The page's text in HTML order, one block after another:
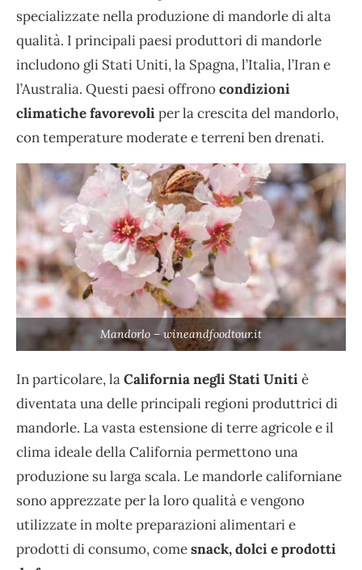
specializzate nella produzione di mandorle di alta
qualità. I principali paesi produttori di mandorle
includono gli Stati Uniti, la Spagna, l’Italia, l’Iran e
l’Australia. Questi paesi offronocondizioni
climatiche favorevoliper la crescita del mandorlo,
con temperature moderate e terreni ben drenati.
Mandorlo – wineandfoodtour.it
In particolare, laCalifornia negli Stati Unitiè
diventata una delle principali regioni produttrici di
mandorle. La vasta estensione di terre agricole e il
clima ideale della California permettono una
produzione su larga scala. Le mandorle californiane
sono apprezzate per la loro qualità e vengono
utilizzate in molte preparazioni alimentari e
prodotti di consumo, comesnack, dolci e prodotti